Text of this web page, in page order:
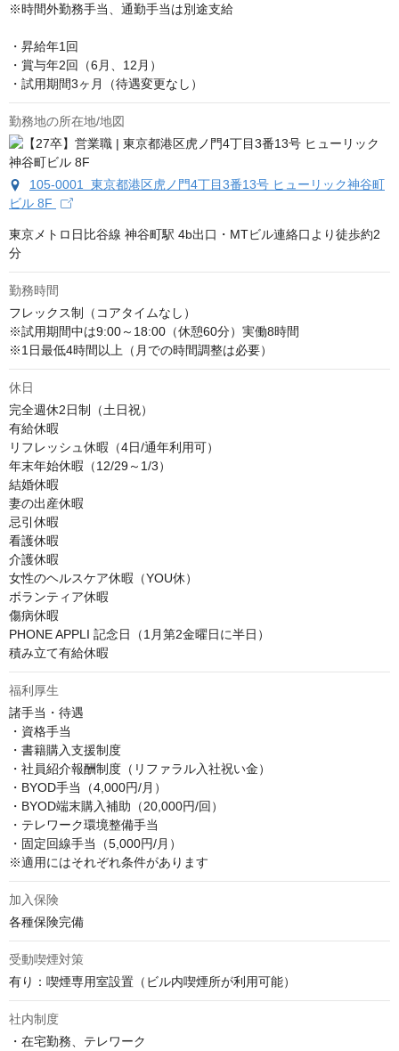
※時間外勤務手当、通勤手当は別途支給
・昇給年1回
・賞与年2回（6月、12月）
・試用期間3ヶ月（待遇変更なし）
勤務地の所在地/地図
105-0001 東京都港区虎ノ門4丁目3番13号 ヒューリック神谷町
ビル 8F
東京メトロ日比谷線 神谷町駅 4b出口・MTビル連絡口より徒歩約2
分
勤務時間
フレックス制（コアタイムなし）
※試用期間中は9:00～18:00（休憩60分）実働8時間
※1日最低4時間以上（月での時間調整は必要）
休日
完全週休2日制（土日祝）
有給休暇
リフレッシュ休暇（4日/通年利用可）
年末年始休暇（12/29～1/3）
結婚休暇
妻の出産休暇
忌引休暇
看護休暇
介護休暇
女性のヘルスケア休暇（YOU休）
ボランティア休暇
傷病休暇
PHONE APPLI 記念日（1月第2金曜日に半日）
積み立て有給休暇
福利厚生
諸手当・待遇
・資格手当
・書籍購入支援制度
・社員紹介報酬制度（リファラル入社祝い金）
・BYOD手当（4,000円/月）
・BYOD端末購入補助（20,000円/回）
・テレワーク環境整備手当
・固定回線手当（5,000円/月）
※適用にはそれぞれ条件があります
加入保険
各種保険完備
受動喫煙対策
有り：喫煙専用室設置（ビル内喫煙所が利用可能）
社内制度
・在宅勤務、テレワーク